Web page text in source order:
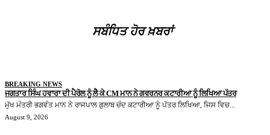
ਸਬੰਧਿਤ ਹੋਰ ਖ਼ਬਰਾਂ
BREAKING NEWS
ਜਗਤਾਰ ਸਿੰਘ ਹਵਾਰਾ ਦੀ ਪੈਰੋਲ ਨੂੰ ਲੈ ਕੇ CM ਮਾਨ ਨੇ ਗਵਰਨਰ ਕਟਾਰੀਆ ਨੂੰ ਲਿਖਿਆ ਪੱਤਰ
ਮੁੱਖ ਮੰਤਰੀ ਭਗਵੰਤ ਮਾਨ ਨੇ ਰਾਜਪਾਲ ਗੁਲਾਬ ਚੰਦ ਕਟਾਰੀਆ ਨੂੰ ਪੱਤਰ ਲਿਖਿਆ, ਜਿਸ ਵਿਚ...
August 9, 2026